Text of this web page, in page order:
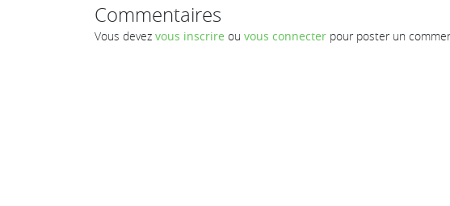
Commentaires
Vous devez vous inscrire ou vous connecter pour poster un